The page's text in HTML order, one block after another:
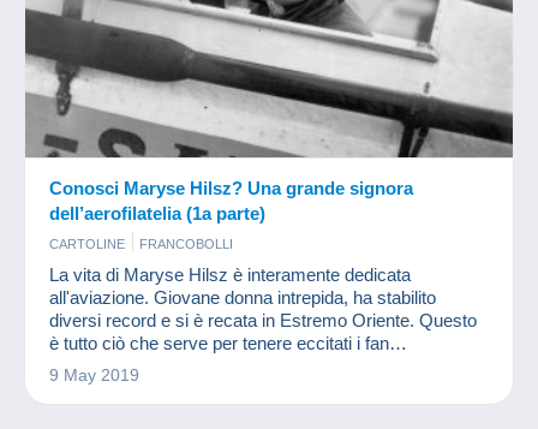
Conosci Maryse Hilsz? Una grande signora
dell’aerofilatelia (1a parte)
CARTOLINE FRANCOBOLLI
La vita di Maryse Hilsz è interamente dedicata
all'aviazione. Giovane donna intrepida, ha stabilito
diversi record e si è recata in Estremo Oriente. Questo
è tutto ciò che serve per tenere eccitati i fan
dell'aerofilatelia!
9 May 2019